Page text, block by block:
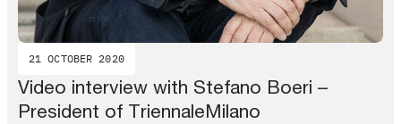
21 OCTOBER 2020
Video interview with Stefano Boeri –
President of TriennaleMilano